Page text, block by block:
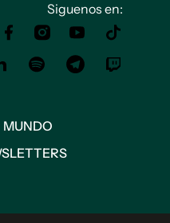
Siguenos en:
MUNDO